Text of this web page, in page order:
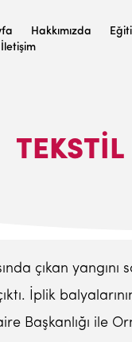
Hakkımızda
İletişim
çıkan
İplik
Başkanlığı ile